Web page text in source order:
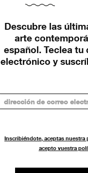
Descubre las
arte
español. Teclea
electrónico y
Inscribiéndote, aceptas nuestra
acepto vuestra